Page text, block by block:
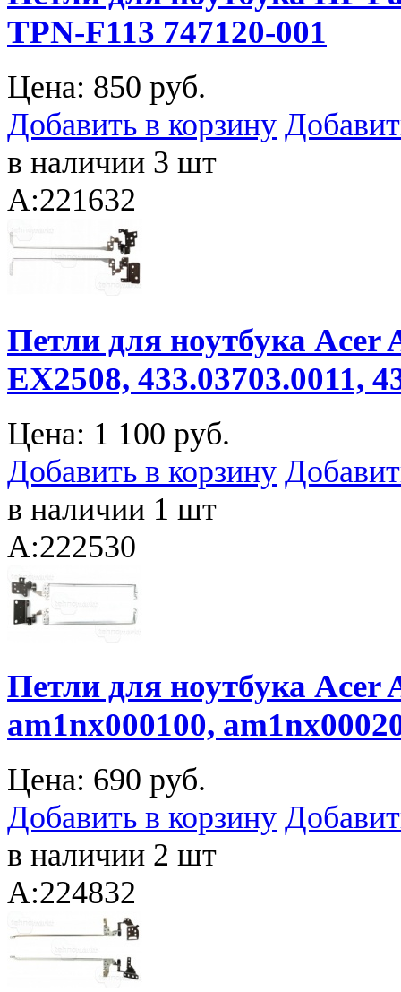
TPN-F113 747120-001
Цена: 850 руб.
Добавить в корзину
в наличии 3 шт
A:221632
Петли для ноутбука Acer
EX2508, 433.03703.0011,
Цена: 1 100 руб.
Добавить в корзину
в наличии 1 шт
A:222530
Петли для ноутбука Acer
am1nx000100,
Цена: 690 руб.
Добавить в корзину
в наличии 2 шт
A:224832